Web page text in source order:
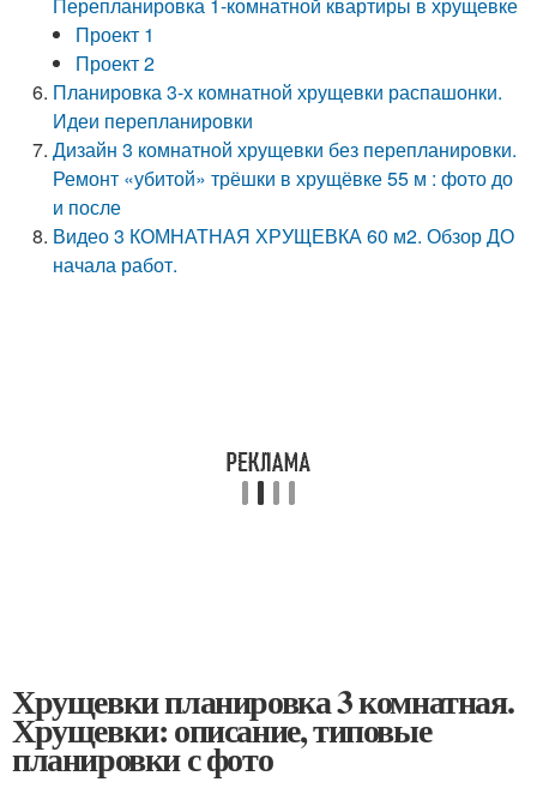
Проект 1
Проект 2
Планировка 3-х комнатной хрущевки распашонки.
Идеи перепланировки
Дизайн 3 комнатной хрущевки без перепланировки.
Ремонт «убитой» трёшки в хрущёвке 55 м : фото до
и после
Видео 3 КОМНАТНАЯ ХРУЩЕВКА 60 м2. Обзор ДО
начала работ.
Хрущевки планировка 3 комнатная.
Хрущевки: описание, типовые
планировки с фото